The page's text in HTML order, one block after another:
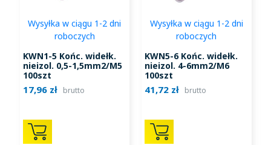
Wysyłka w ciągu 1-2 dni
roboczych
KWN1-5 Końc. widełk.
nieizol. 0,5-1,5mm2/M5
100szt
17,96 zł brutto
Wysyłka w ciągu 1-2 dni
roboczych
KWN5-6 Końc. widełk.
nieizol. 4-6mm2/M6
100szt
41,72 zł brutto